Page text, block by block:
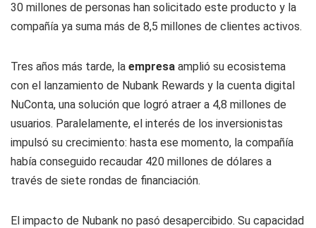
30 millones de personas han solicitado este producto y la
compañía ya suma más de 8,5 millones de clientes activos.
Tres años más tarde, la empresa amplió su ecosistema
con el lanzamiento de Nubank Rewards y la cuenta digital
NuConta, una solución que logró atraer a 4,8 millones de
usuarios. Paralelamente, el interés de los inversionistas
impulsó su crecimiento: hasta ese momento, la compañía
había conseguido recaudar 420 millones de dólares a
través de siete rondas de financiación.
El impacto de Nubank no pasó desapercibido. Su capacidad